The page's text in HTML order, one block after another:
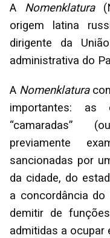
A Nomenklatura
origem latina
dirigente da
administrativa do
A Nomenklatura
importantes: as
“camaradas”
previamente
sancionadas por
da cidade, do
a concordância do
demitir de
admitidas a ocupar